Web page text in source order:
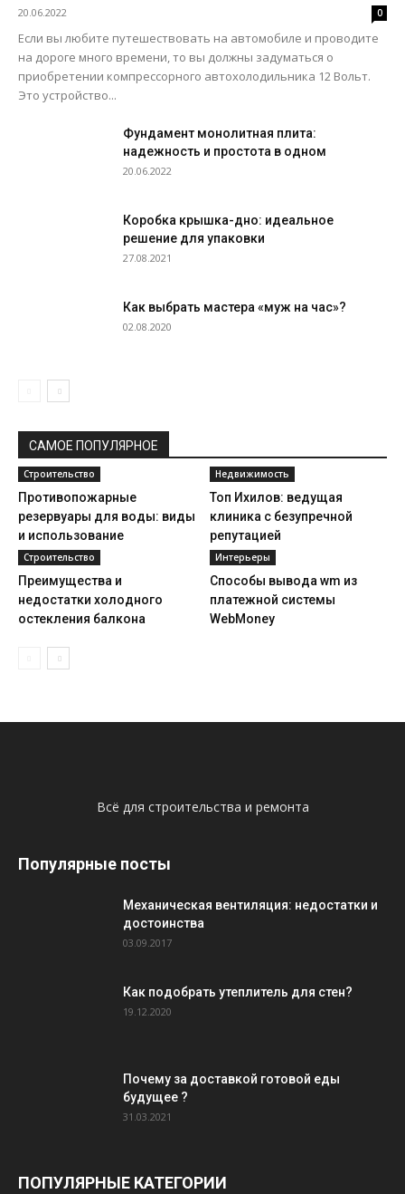
20.06.2022 0
Если вы любите путешествовать на автомобиле и проводите
на дороге много времени, то вы должны задуматься о
приобретении компрессорного автохолодильника 12 Вольт.
Это устройство...
Фундамент монолитная плита:
надежность и простота в одном
20.06.2022
Коробка крышка-дно: идеальное
решение для упаковки
27.08.2021
Как выбрать мастера «муж на час»?
02.08.2020
САМОЕ ПОПУЛЯРНОЕ
Строительство
Противопожарные
резервуары для воды: виды
и использование
Недвижимость
Топ Ихилов: ведущая
клиника с безупречной
репутацией
Строительство
Преимущества и
недостатки холодного
остекления балкона
Интерьеры
Способы вывода wm из
платежной системы
WebMoney
Всё для строительства и ремонта
Популярные посты
Механическая вентиляция: недостатки и
достоинства
03.09.2017
Как подобрать утеплитель для стен?
19.12.2020
Почему за доставкой готовой еды
будущее ?
31.03.2021
ПОПУЛЯРНЫЕ КАТЕГОРИИ